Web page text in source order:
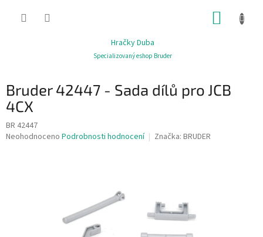
Hračky Duba
Specializovaný eshop Bruder
Bruder 42447 - Sada dílů pro JCB
4CX
BR 42447
Průměrné
Neohodnoceno Podrobnosti hodnocení Značka: BRUDER